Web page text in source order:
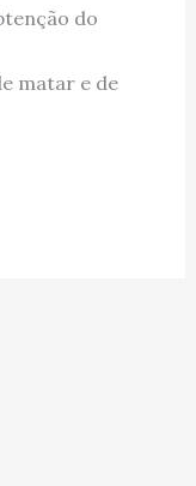
do
matar e de